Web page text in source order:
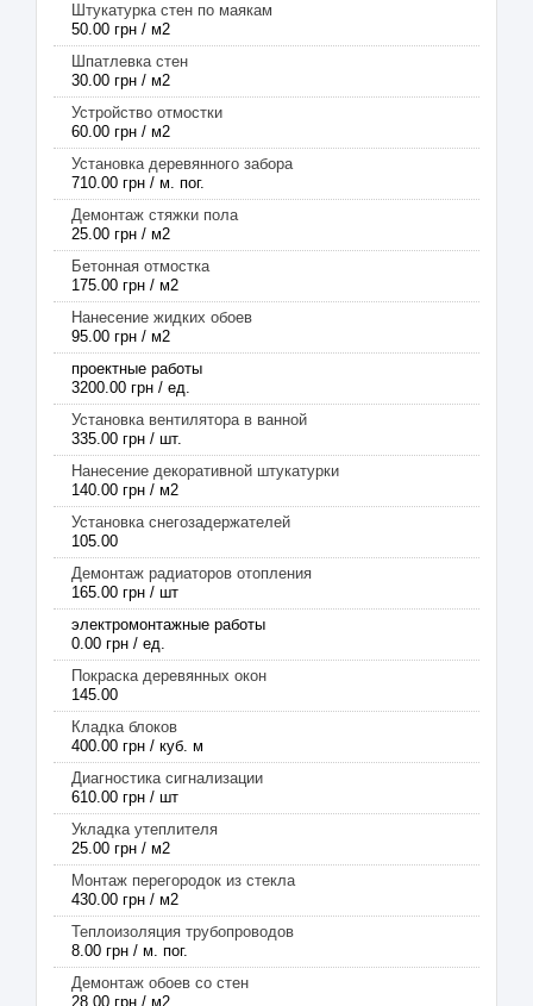
Штукатурка стен по маякам
50.00 грн / м2
Шпатлевка стен
30.00 грн / м2
Устройство отмостки
60.00 грн / м2
Установка деревянного забора
710.00 грн / м. пог.
Демонтаж стяжки пола
25.00 грн / м2
Бетонная отмостка
175.00 грн / м2
Нанесение жидких обоев
95.00 грн / м2
проектные работы
3200.00 грн / ед.
Установка вентилятора в ванной
335.00 грн / шт.
Нанесение декоративной штукатурки
140.00 грн / м2
Установка снегозадержателей
105.00
Демонтаж радиаторов отопления
165.00 грн / шт
электромонтажные работы
0.00 грн / ед.
Покраска деревянных окон
145.00
Кладка блоков
400.00 грн / куб. м
Диагностика сигнализации
610.00 грн / шт
Укладка утеплителя
25.00 грн / м2
Монтаж перегородок из стекла
430.00 грн / м2
Теплоизоляция трубопроводов
8.00 грн / м. пог.
Демонтаж обоев со стен
28.00 грн / м2